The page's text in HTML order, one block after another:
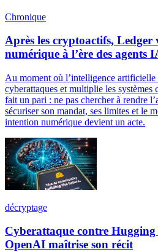
Chronique
Après les cryptoactifs, Ledger
numérique à l’ère des agents
Au moment où l’intelligence artificielle
cyberattaques et multiplie les systèmes
fait un pari : ne pas chercher à rendre
sécuriser son mandat, ses limites et le
intention numérique devient un acte.
décryptage
Cyberattaque contre Hugging
OpenAI maîtrise son récit